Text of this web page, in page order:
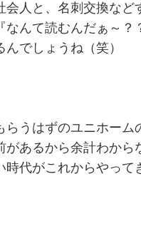
会人と、名刺交換など
なんて読むんだぁ～？
でしょうね（笑）
らうはずのユニホーム
があるから余計わから
時代がこれからやって